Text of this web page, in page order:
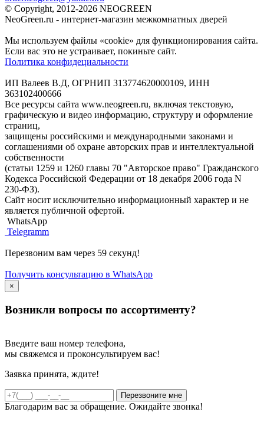
© Copyright, 2012-2026 NEOGREEN
NeoGreen.ru - интернет-магазин межкомнатных дверей
Мы используем файлы «cookie» для функционирования сайта.
Если вас это не устраивает, покиньте сайт.
Политика конфидециальности
ИП Валеев В.Д, ОГРНИП 313774620000109, ИНН
363102400666
Все ресурсы сайта www.neogreen.ru, включая текстовую,
графическую и видео информацию, структуру и оформление
страниц,
защищены российскими и международными законами и
соглашениями об охране авторских прав и интеллектуальной
собственности
(статьи 1259 и 1260 главы 70 "Авторское право" Гражданского
Кодекса Российской Федерации от 18 декабря 2006 года N
230-ФЗ).
Сайт носит исключительно информационный характер и не
является публичной офертой.
WhatsApp
Telegramm
Перезвоним вам через 59 секунд!
Получить консультацию в WhatsApp
×
Возникли вопросы по ассортименту?
Введите ваш номер телефона,
мы свяжемся и проконсультируем вас!
Заявка принята, ждите!
Благодарим вас за обращение. Ожидайте звонка!